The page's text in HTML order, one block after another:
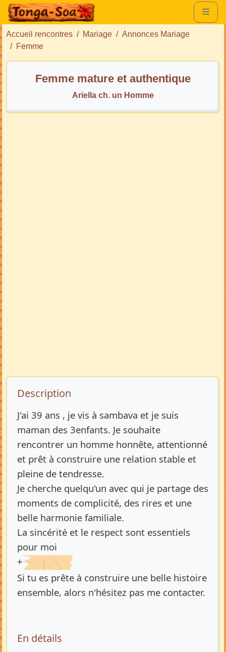
Accueil rencontres Mariage
Annonces Mariage
Femme
Femme mature et authentique
Ariella ch. un Homme
Description de l’annonce
Description
J'ai 39 ans , je vis à sambava et je suis
maman des 3enfants. Je souhaite
rencontrer un homme honnête, attentionné
et prêt à construire une relation stable et
pleine de tendresse.
Je cherche quelqu'un avec qui je partage des
moments de complicité, des rires et une
belle harmonie familiale.
La sincérité et le respect sont essentiels
pour moi
+
Si tu es prête à construire une belle histoire
ensemble, alors n'hésitez pas me contacter.
En détails